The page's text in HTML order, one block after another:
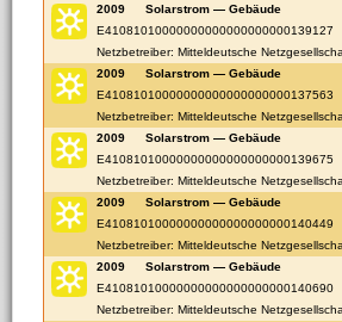
2009
Solarstrom — Gebäude
E41081010000000000000000000139127
Netzbetreiber: Mitteldeutsche
2009
Solarstrom — Gebäude
E41081010000000000000000000137563
Netzbetreiber: Mitteldeutsche
2009
Solarstrom — Gebäude
E41081010000000000000000000139675
Netzbetreiber: Mitteldeutsche
2009
Solarstrom — Gebäude
E41081010000000000000000000140449
Netzbetreiber: Mitteldeutsche
2009
Solarstrom — Gebäude
E41081010000000000000000000140690
Netzbetreiber: Mitteldeutsche